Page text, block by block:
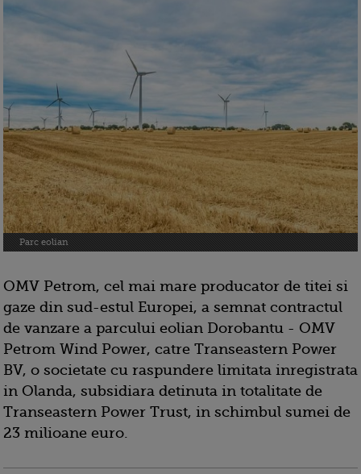
Parc eolian
OMV Petrom, cel mai mare producator de titei si
gaze din sud-estul Europei, a semnat contractul
de vanzare a parcului eolian Dorobantu - OMV
Petrom Wind Power, catre Transeastern Power
BV, o societate cu raspundere limitata inregistrata
in Olanda, subsidiara detinuta in totalitate de
Transeastern Power Trust, in schimbul sumei de
23 milioane euro.